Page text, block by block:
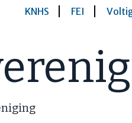
KNHS FEI